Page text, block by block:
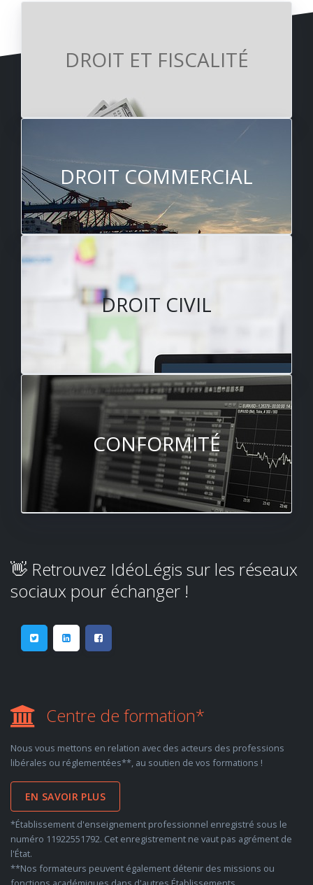
DROIT ET FISCALITÉ
DROIT COMMERCIAL
DROIT CIVIL
CONFORMITÉ
👋 Retrouvez IdéoLégis sur les réseaux
sociaux pour échanger !
Centre de formation*
Nous vous mettons en relation avec des acteurs des professions
libérales ou réglementées**, au soutien de vos formations !
EN SAVOIR PLUS
*Établissement d'enseignement professionnel enregistré sous le
numéro 11922551792. Cet enregistrement ne vaut pas agrément de
l'État.
**Nos formateurs peuvent également détenir des missions ou